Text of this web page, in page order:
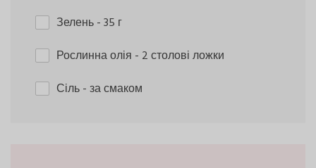
Зелень- 35 г
Рослинна олія - 2 столові ложки
Сіль- за смаком